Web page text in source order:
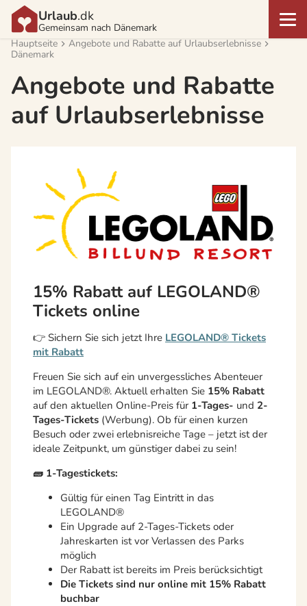
Urlaub.dk
Gemeinsam nach Dänemark
Hauptseite
Angebote und Rabatte auf Urlaubserlebnisse
Dänemark
Angebote und Rabatte
auf Urlaubserlebnisse
15% Rabatt auf LEGOLAND®
Tickets online
👉 Sichern Sie sich jetzt Ihre LEGOLAND® Tickets
mit Rabatt
Freuen Sie sich auf ein unvergessliches Abenteuer
im LEGOLAND®. Aktuell erhalten Sie 15% Rabatt
auf den aktuellen Online-Preis für 1-Tages- und 2-
Tages-Tickets (Werbung). Ob für einen kurzen
Besuch oder zwei erlebnisreiche Tage – jetzt ist der
ideale Zeitpunkt, um günstiger dabei zu sein!
🧱 1-Tagestickets:
Gültig für einen Tag Eintritt in das
LEGOLAND®
Ein Upgrade auf 2-Tages-Tickets oder
Jahreskarten ist vor Verlassen des Parks
möglich
Der Rabatt ist bereits im Preis berücksichtigt
Die Tickets sind nur online mit 15% Rabatt
buchbar